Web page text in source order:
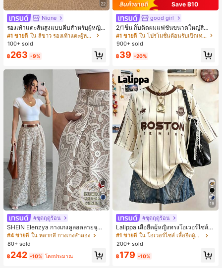
22
Nione
รองเท้าแตะส้นสูงแบบคีบสำหรับผู้หญิง
สไตล์คลาสสิก สีบล็อก สไตล์แฟรี่ฤดูร้อ
น ส้นเข็ม รองเท้าแตะแบบคีบ รองเท้าแ
ตะชายหาดแฟชั่นสายไขว้ รองเท้าผู้ห
ญิง สำหรับออฟฟิศ บ้าน กลางแจ้ง ดีไซ
น์หัวเหลี่ยม ชิคและหรูหรา สำหรับเดทไ
นท์
#1 ขายดี
ใน สีขาว รองเท้าแตะผู้หญิง
100+ sold
฿263 -9%
5
#ชุดฤดูร้อน
SHEIN Elenzya กางเกงคูลอตลายจุดเ
อวสูงแบบใหม่สำหรับฤดูใบไม้ผลิ/ฤดูร้อ
น, สไตล์หรูหราเหมาะสำหรับใส่ในชีวิต
ประจำวันและทำงาน, ให้ความรู้สึกวินเ
ทจสำหรับฤดูรับปริญญา, เทศกาลดนตร
ี, การแข่งม้าดาร์บี้, วันประกาศอิสรภาพ
#4 ขายดี ใน หลากสี กางเกงลำลอง
80+ sold
฿242 -10% โดยประมาณ
Save ฿10
good girl
2/1ชิ้น กิ๊บติดผมแฟชั่นขนาดใหญ่สีน้ำ
ตาลชานมสำหรับผู้หญิง เหมาะสำหรับก
ารอาบน้ำ ล้างหน้า และจัดแต่งทรงผม
#1 ขายดี
ใน โปรโมชั่นต้อนรับเปิดเทอม เครื่องประดับผมผู้หญิง
900+ sold
฿39 -20%
19
#ชุดฤดูร้อน
Lalippa เสื้อยืดผู้หญิงทรงโอเวอร์ไซส์ค
วามยาวกลาง คอกลม ไหล่ตก ลายพิมพ์
ตัวอักษรและลายทางแนวตั้ง สไตล์แฟชั่
นมินิมอล ของขวัญให้เพื่อน
#1 ขายดี
ใน โอเวอร์ไซส์ เสื้อยืดผู้หญิง
200+ sold
฿179 -10%